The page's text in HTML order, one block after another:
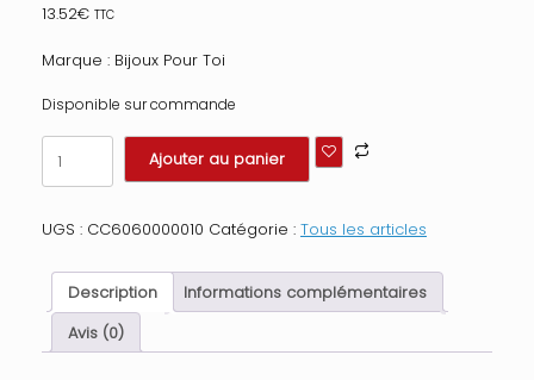
13.52€ TTC
Marque : Bijoux Pour Toi
Disponible sur commande
quantité
de
Collier
cuir
SM
avec
coeur
métal
Ajouter au panier
UGS : CC6060000010 Catégorie : Tous les articles
Description
Informations complémentaires
Avis (0)